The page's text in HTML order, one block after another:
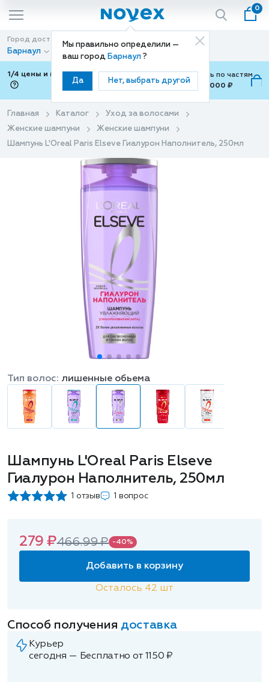
Мы правильно определили —
ваш город Барнаул ?
Да Нет, выбрать другой
0
Город доставки
Барнаул
Способ доставки
Доставка
1/4 цены и покупки ваши с Подели
Можно оплатить по частям
от 700 ₽ до 15,000 ₽
Главная Каталог
Уход за волосами
Женские шампуни
Женские шампуни
Шампунь L'Oreal Paris Elseve Гиалурон Наполнитель, 250мл
Шампунь L'Oreal Paris Elseve
Гиалурон Наполнитель, 250мл
1 отзыв 1 вопрос
Тип волос: лишенные обьема
279 ₽466.99 ₽ -40%
Добавить в корзину
Осталось 42 шт
Способ получения доставка
Курьер
сегодня — Бесплатно от 1150 ₽